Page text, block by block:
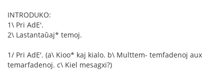
INTRODUKO:
1\ Pri AdE'.
2\ Lastantaŭaj* temoj.
1/ Pri AdE'. (a\ Kioo* kaj kialo. b\ Multtem- temfadenoj aux
temarfadenoj. c\ Kiel mesagxi?)